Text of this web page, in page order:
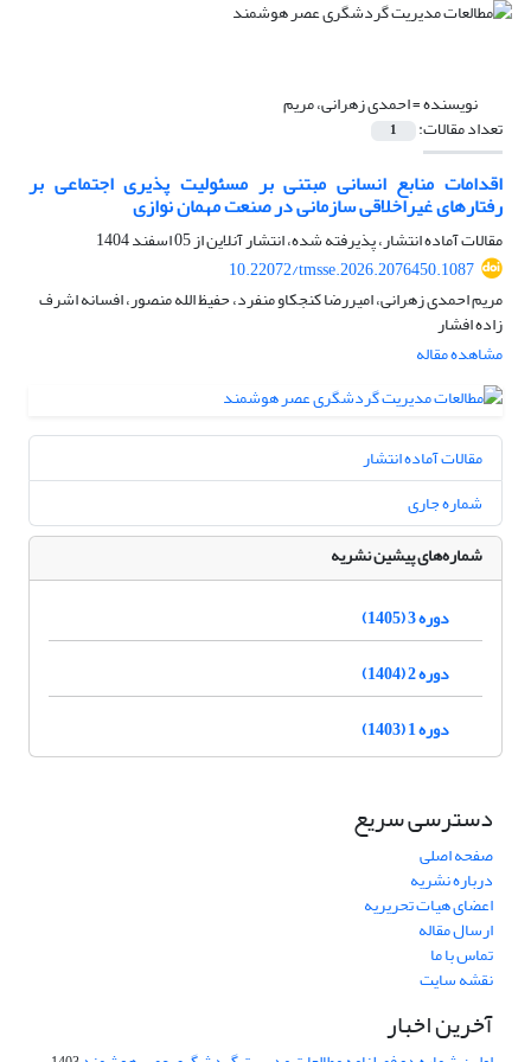
نویسنده =احمدی زهرانی، مریم
تعداد مقالات: 1
اقدامات منابع انسانی مبتنی بر مسئولیت پذیری اجتماعی بر
رفتارهای غیراخلاقی سازمانی در صنعت مهمان نوازی
مقالات آماده انتشار، پذیرفته شده، انتشار آنلاین از05 اسفند 1404
10.22072/tmsse.2026.2076450.1087
مریم احمدی زهرانی، امیررضا کنجکاو منفرد، حفیظ الله منصور، افسانه اشرف
زاده افشار
مشاهده مقاله
مقالات آماده انتشار
شماره جاری
شماره‌های پیشین نشریه
دوره 3 (1405)
دوره 2 (1404)
دوره 1 (1403)
دسترسی سریع
صفحه اصلی
درباره نشریه
اعضای هیات تحریریه
ارسال مقاله
تماس با ما
نقشه سایت
آخرین اخبار